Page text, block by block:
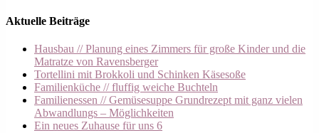
Aktuelle Beiträge
Hausbau // Planung eines Zimmers für große Kinder und die
Matratze von Ravensberger
Tortellini mit Brokkoli und Schinken Käsesoße
Familienküche // fluffig weiche Buchteln
Familienessen // Gemüsesuppe Grundrezept mit ganz vielen
Abwandlungs – Möglichkeiten
Ein neues Zuhause für uns 6